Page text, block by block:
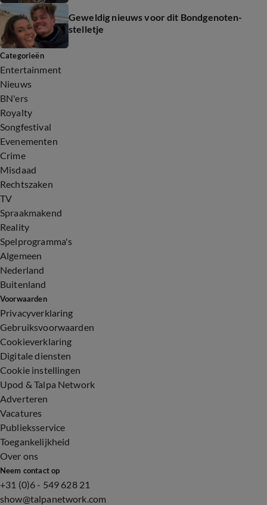
Geweldig nieuws voor dit Bondgenoten-
stelletje
Categorieën
Entertainment
Nieuws
BN'ers
Royalty
Songfestival
Evenementen
Crime
Misdaad
Rechtszaken
TV
Spraakmakend
Reality
Spelprogramma's
Algemeen
Nederland
Buitenland
Voorwaarden
Privacyverklaring
Gebruiksvoorwaarden
Cookieverklaring
Digitale diensten
Cookie instellingen
Upod & Talpa Network
Adverteren
Vacatures
Publieksservice
Toegankelijkheid
Over ons
Neem contact op
+31 (0)6 - 549 628 21
show@talpanetwork.com